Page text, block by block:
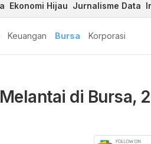
Ekonomi Hijau Jurnalisme Data
Keuangan Bursa Korporasi
di Bursa,